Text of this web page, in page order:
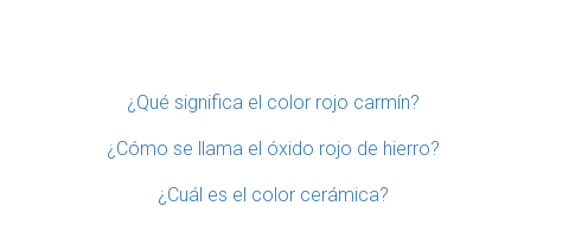
¿Qué significa el color rojo carmín?
¿Cómo se llama el óxido rojo de hierro?
¿Cuál es el color cerámica?